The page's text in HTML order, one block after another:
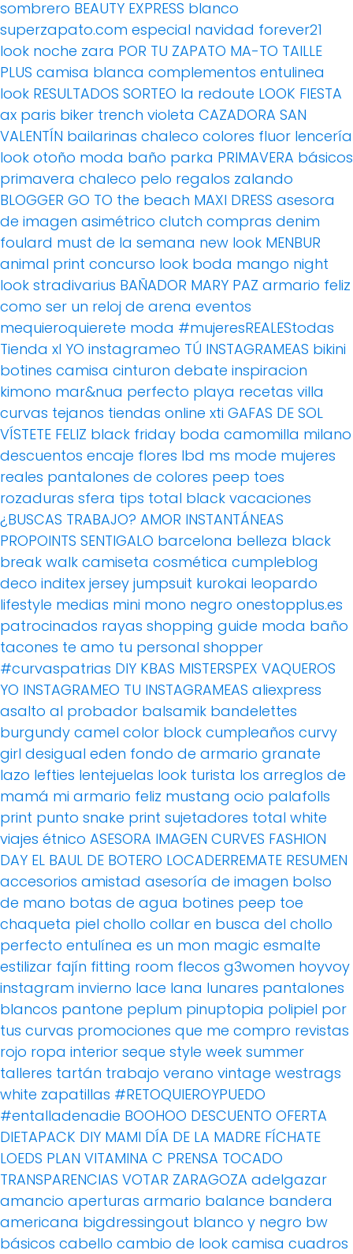
sombrero BEAUTY EXPRESS blanco
superzapato.com especial navidad forever21
look noche zara POR TU ZAPATO MA-TO TAILLE
PLUS camisa blanca complementos entulinea
look RESULTADOS SORTEO la redoute LOOK FIESTA
ax paris biker trench violeta CAZADORA SAN
VALENTÍN bailarinas chaleco colores fluor lencería
look otoño moda baño parka PRIMAVERA básicos
primavera chaleco pelo regalos zalando
BLOGGER GO TO the beach MAXI DRESS asesora
de imagen asimétrico clutch compras denim
foulard must de la semana new look MENBUR
animal print concurso look boda mango night
look stradivarius BAÑADOR MARY PAZ armario feliz
como ser un reloj de arena eventos
mequieroquierete moda #mujeresREALEStodas
Tienda xl YO instagrameo TÚ INSTAGRAMEAS bikini
botines camisa cinturon debate inspiracion
kimono mar&nua perfecto playa recetas villa
curvas tejanos tiendas online xti GAFAS DE SOL
VÍSTETE FELIZ black friday boda camomilla milano
descuentos encaje flores lbd ms mode mujeres
reales pantalones de colores peep toes
rozaduras sfera tips total black vacaciones
¿BUSCAS TRABAJO? AMOR INSTANTÁNEAS
PROPOINTS SENTIGALO barcelona belleza black
break walk camiseta cosmética cumpleblog
deco inditex jersey jumpsuit kurokai leopardo
lifestyle medias mini mono negro onestopplus.es
patrocinados rayas shopping guide moda baño
tacones te amo tu personal shopper
#curvaspatrias DIY KBAS MISTERSPEX VAQUEROS
YO INSTAGRAMEO TU INSTAGRAMEAS aliexpress
asalto al probador balsamik bandelettes
burgundy camel color block cumpleaños curvy
girl desigual eden fondo de armario granate
lazo lefties lentejuelas look turista los arreglos de
mamá mi armario feliz mustang ocio palafolls
print punto snake print sujetadores total white
viajes étnico ASESORA IMAGEN CURVES FASHION
DAY EL BAUL DE BOTERO LOCADERREMATE RESUMEN
accesorios amistad asesoría de imagen bolso
de mano botas de agua botines peep toe
chaqueta piel chollo collar en busca del chollo
perfecto entulínea es un mon magic esmalte
estilizar fajín fitting room flecos g3women hoyvoy
instagram invierno lace lana lunares pantalones
blancos pantone peplum pinuptopia polipiel por
tus curvas promociones que me compro revistas
rojo ropa interior seque style week summer
talleres tartán trabajo verano vintage westrags
white zapatillas #RETOQUIEROYPUEDO
#entalladenadie BOOHOO DESCUENTO OFERTA
DIETAPACK DIY MAMI DÍA DE LA MADRE FÍCHATE
LOEDS PLAN VITAMINA C PRENSA TOCADO
TRANSPARENCIAS VOTAR ZARAGOZA adelgazar
amancio aperturas armario balance bandera
americana bigdressingout blanco y negro bw
básicos cabello cambio de look camisa cuadros